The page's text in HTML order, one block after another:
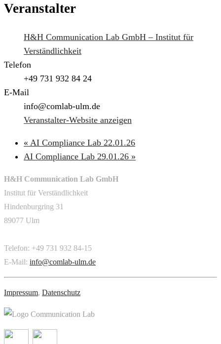
Veranstalter
H&H Communication Lab GmbH – Institut für
Verständlichkeit
Telefon
+49 731 932 84 24
E-Mail
info@comlab-ulm.de
Veranstalter-Website anzeigen
« AI Compliance Lab 22.01.26
AI Compliance Lab 29.01.26 »
H&H Communication Lab GmbH
Institut für Verständlichkeit
Hindenburgring 31
89077 Ulm
Telefon: +49 731 932 84-15
E-Mail: info@comlab-ulm.de
Impressum, Datenschutz